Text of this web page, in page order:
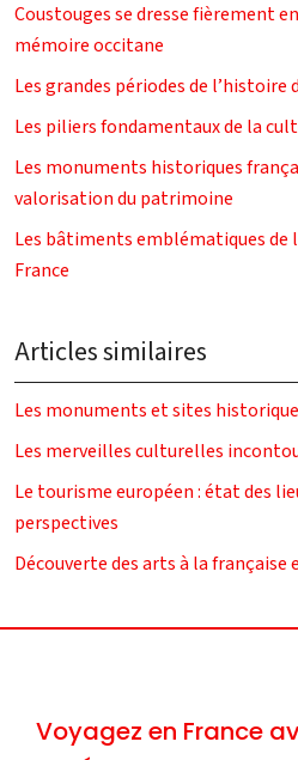
Coustouges se dresse fièrement
mémoire occitane
Les grandes périodes de l’histoire
Les piliers fondamentaux de la
Les monuments historiques
valorisation du patrimoine
Les bâtiments emblématiques de
France
Articles similaires
Les monuments et sites
Les merveilles culturelles
Le tourisme européen : état des
perspectives
Découverte des arts à la
Voyagez en France